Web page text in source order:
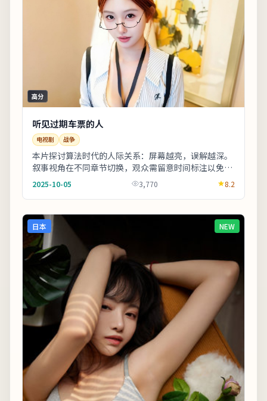
高分
听见过期车票的人
电视剧 战争
本片探讨算法时代的人际关系：屏幕越亮，误解越深。
叙事视角在不同章节切换，观众需留意时间标注以免迷
路。影片中出现的地标多为实景拍摄，旅行爱好者可
按...
2025-10-05 3,770 8.2
日本 NEW